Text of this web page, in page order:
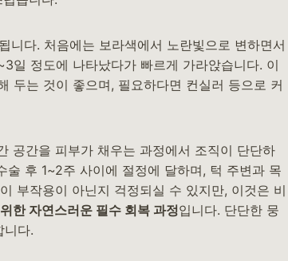
니다. 처음에는 보라색에서 노란빛으로 변하면서
일 정도에 나타났다가 빠르게 가라앉습니다. 이
두는 것이 좋으며, 필요하다면 컨실러 등으로 커
공간을 피부가 채우는 과정에서 조직이 단단하
후 1~2주 사이에 절정에 달하며, 턱 주변과 목
부작용이 아닌지 걱정되실 수 있지만, 이것은 비
한 자연스러운 필수 회복 과정입니다. 단단한 뭉
니다.